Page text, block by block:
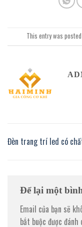
This entry was
Đèn trang trí led có
Để lại một
Email của bạn sẽ
bắt buộc được đánh